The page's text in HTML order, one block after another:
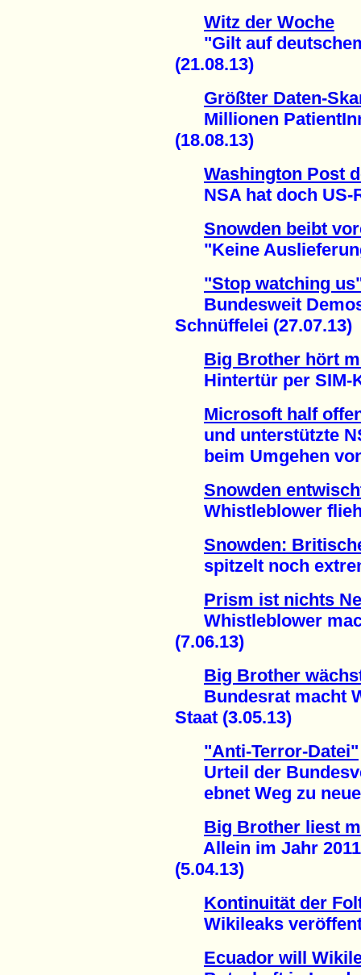
Witz der Woche
"Gilt auf
(21.08.13)
Größter Daten-
Millionen
(18.08.13)
Washington Post
NSA hat doch US-
Snowden beibt
"Keine
"Stop watching
Bundesweit
Schnüffelei (27.07.13)
Big Brother hört
Hintertür per SIM-
Microsoft half
und unterstützte
beim Umgehen von
Snowden
Whistleblower flieht
Snowden:
spitzelt noch
Prism ist nichts
Whistleblower
(7.06.13)
Big Brother
Bundesrat macht
Staat (3.05.13)
"Anti-Terror-Datei"
Urteil der
ebnet Weg zu
Big Brother liest
Allein im Jahr
(5.04.13)
Kontinuität der
Wikileaks
Ecuador will